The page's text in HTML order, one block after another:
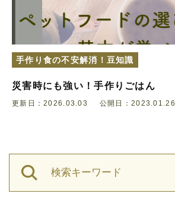
手作り食の不安解消！豆知識
災害時にも強い！手作りごはん
更新日：2026.03.03 公開日：2023.01.26